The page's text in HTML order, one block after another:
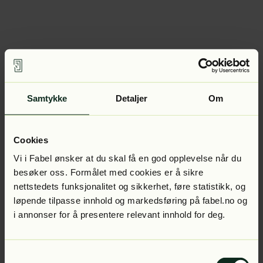
Samtykke Detaljer Om
Cookies
Vi i Fabel ønsker at du skal få en god opplevelse når du
besøker oss. Formålet med cookies er å sikre
nettstedets funksjonalitet og sikkerhet, føre statistikk, og
løpende tilpasse innhold og markedsføring på fabel.no og
i annonser for å presentere relevant innhold for deg.